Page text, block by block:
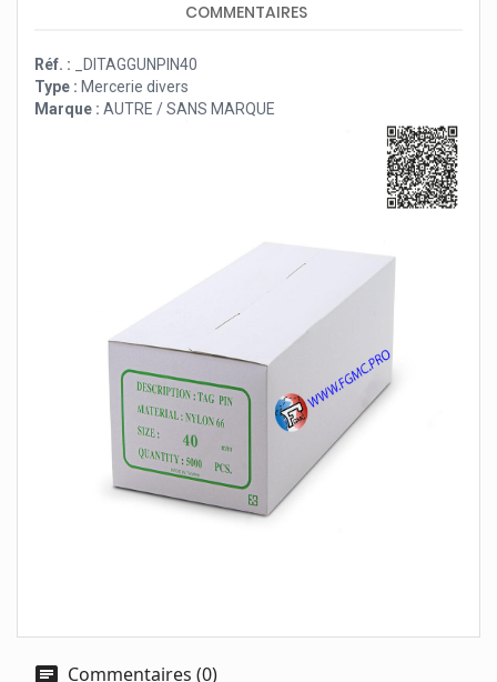
COMMENTAIRES
Réf. : _DITAGGUNPIN40
Type : Mercerie divers
Marque : AUTRE / SANS MARQUE
Commentaires (0)